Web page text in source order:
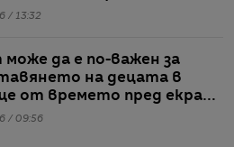
/ 13:32
да е по-важен за
на децата в
от времето пред екран
сочи проучване
/ 09:56